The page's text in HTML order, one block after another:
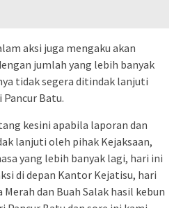
aksi juga mengaku akan
jumlah yang lebih banyak
tidak segera ditindak lanjuti
Batu.
kesini apabila laporan dan
lanjuti oleh pihak Kejaksaan,
yang lebih banyak lagi, hari ini
di depan Kantor Kejatisu, hari
dan Buah Salak hasil kebun